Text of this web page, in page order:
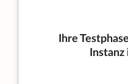
Ihre